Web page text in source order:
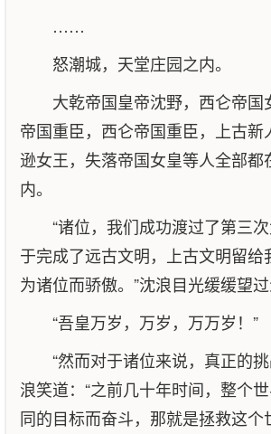
……
怒潮城，天堂庄园之内。
大乾帝国皇帝沈野，西仑帝国
帝国重臣，西仑帝国重臣，上古新
逊女王，失落帝国女皇等人全部都
内。
“诸位，我们成功渡过了第三
于完成了远古文明，上古文明留给
为诸位而骄傲。”沈浪目光缓缓望过
“吾皇万岁，万岁，万万岁！”
“然而对于诸位来说，真正的
浪笑道：“之前几十年时间，整个
同的目标而奋斗，那就是拯救这个